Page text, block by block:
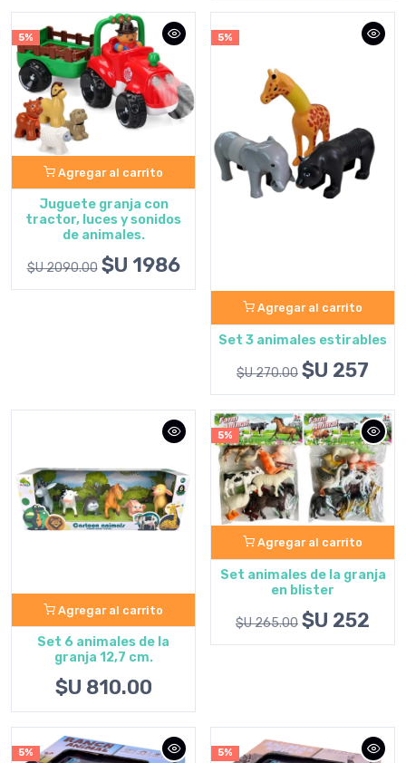
5%
Agregar al carrito
Juguete granja con
tractor, luces y sonidos
de animales.
$U 2090.00 $U 1986
5%
Agregar al carrito
Set 3 animales estirables
$U 270.00 $U 257
Agregar al carrito
Set 6 animales de la
granja 12,7 cm.
$U 810.00
5%
Agregar al carrito
Set animales de la granja
en blister
$U 265.00 $U 252
5% 5%